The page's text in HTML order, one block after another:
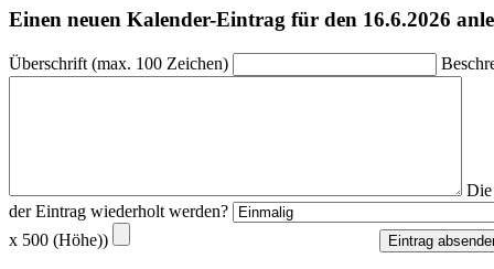
Einen neuen Kalender-Eintrag für den 16.6.2026
Überschrift (max. 100 Zeichen)
Die
der Eintrag wiederholt werden?
x 500 (Höhe))